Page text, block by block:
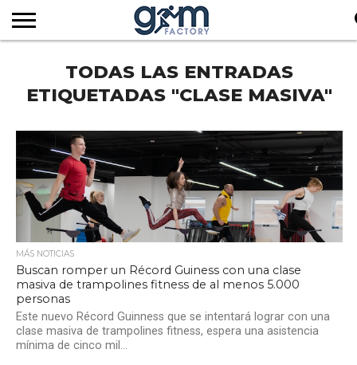
REVISTA
FACTORY
TV
SOCIOS
EMPRESAS
SECTOR
SERVICIOS
AUDIOVISUALES
NOTICIAS
SUSCRIPCIÓN
TODAS LAS ENTRADAS
ETIQUETADAS "CLASE MASIVA"
MÁS NOTICIAS
Buscan romper un Récord Guiness con una clase
masiva de trampolines fitness de al menos 5.000
personas
Este nuevo Récord Guinness que se intentará lograr con una
clase masiva de trampolines fitness, espera una asistencia
mínima de cinco mil...